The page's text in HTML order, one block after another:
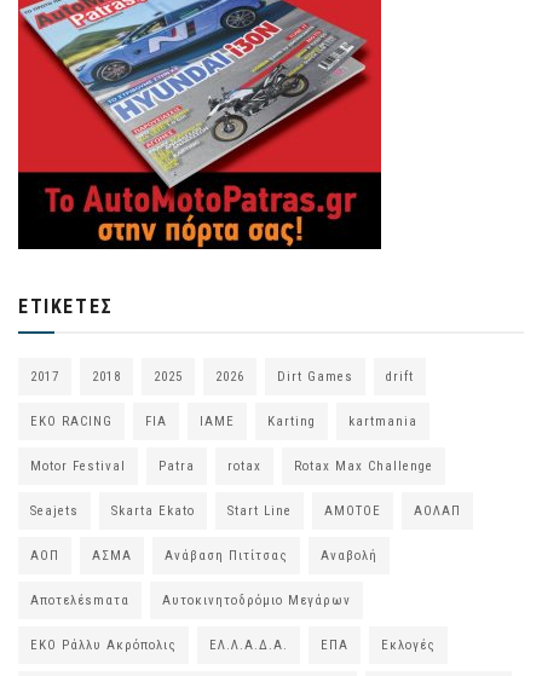
ΕΤΙΚΈΤΕΣ
2017 2018 2025 2026 Dirt Games drift
EKO RACING FIA IAME Karting kartmania
Motor Festival Patra rotax Rotax Max Challenge
Seajets Skarta Ekato Start Line ΑΜΟΤΟΕ ΑΟΛΑΠ
ΑΟΠ ΑΣΜΑ Ανάβαση Πιτίτσας Αναβολή
Αποτελέsmατα Αυτοκινητοδρόμιο Μεγάρων
ΕΚΟ Ράλλυ Ακρόπολις ΕΛ.Λ.Α.Δ.Α. ΕΠΑ Εκλογές